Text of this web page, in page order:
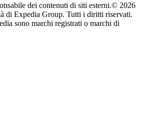
dei contenuti di siti esterni.© 2026
di Expedia Group. Tutti i diritti riservati.
sono marchi registrati o marchi di